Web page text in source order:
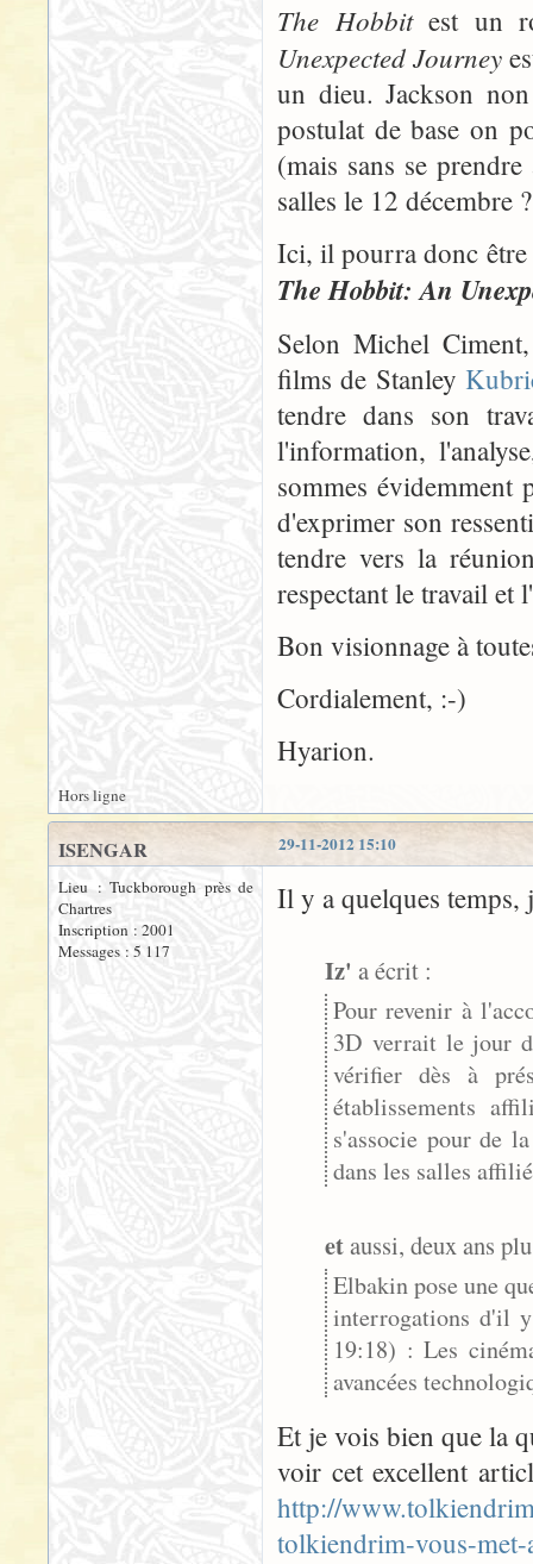
The Hobbitest un
Unexpected Journey
un dieu. Jackson
postulat de base on
(mais sans se
salles le 12 décembre
Ici, il pourra donc être
The Hobbit: An
Selon Michel
films de Stanley
tendre dans son
l'information,
sommes évidemment
d'exprimer son
tendre vers la
respectant le travail et
Bon visionnage à
Cordialement, :-)
Hyarion.
Hors ligne
29-11-2012 15:10
ISENGAR
Lieu : Tuckborough près de
Chartres
Inscription : 2001
Messages : 5 117
Il y a quelques temps,
Iz' a écrit :
Pour revenir à
3D verrait le jour
vérifier dès à
établissements
s'associe pour de
dans les salles
etaussi, deux ans
Elbakin pose une
interrogations d'il
19:18) : Les
avancées
Et je vois bien que la
voir cet excellent
http://
tolkiendrim-vous-